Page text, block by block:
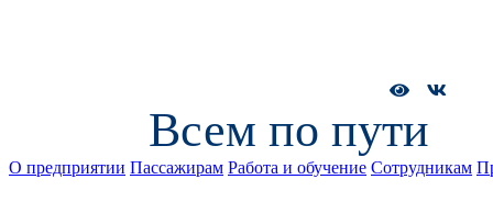
Всем по пути
О предприятии Пассажирам Работа и обучение Сотрудникам